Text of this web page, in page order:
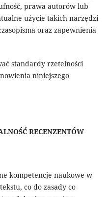
prawa autorów lub
użycie takich narzędzi
oraz zapewnienia
standardy rzetelności
niniejszego
RECENZENTÓW
kompetencje naukowe w
co do zasady co